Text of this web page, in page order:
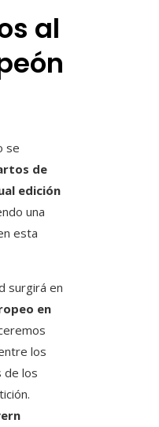
al
se
de
edición
una
esta
surgirá en
en
los
de los